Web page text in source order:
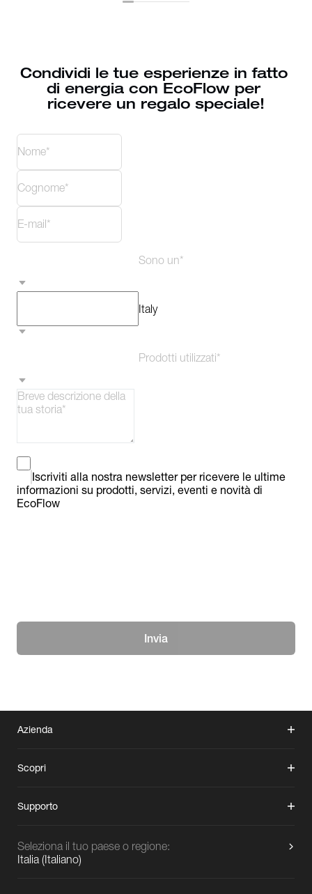
Condividi le tue esperienze in fatto
di energia con EcoFlow per
ricevere un regalo speciale!
Sono un*
Italy
Prodotti utilizzati*
Iscriviti alla nostra newsletter per ricevere le ultime
informazioni su prodotti, servizi, eventi e novità di
EcoFlow
Invia
Azienda
Scopri
Supporto
Seleziona il tuo paese o regione:
Italia( Italiano)